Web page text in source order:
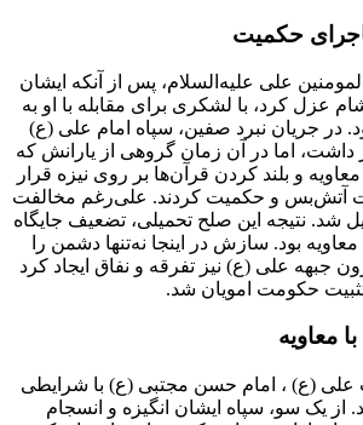
علی علیه‌السلام، پس از آنکه ایشان
عزل کرد، با لشکری برای مقابله با او به
جریان نبرد صفین، سپاه امام علی (ع)
داشت، اما در آن زمان گروهی از یارانش که
و بلند کردن قرآن‌ها بر روی نیزه قرار
آتش‌بس و حکمیت کردند. علی‌رغم مخالفت
شد. نتیجه این صلح تحمیلی، تضعیف جایگاه
بود. سازش در اینجا نه‌تنها دشمن را
جبهه علی (ع) نیز تفرقه و نفاق ایجاد کرد
حکومت امویان شد.
(ع) ، امام حسن مجتبی (ع) با شرایطی
از یک سو، سپاه ایشان انگیزه و انسجام